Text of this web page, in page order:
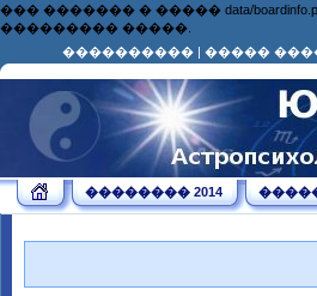
��� ������� � ����� data/
��������� �����.
���������� | �����
�������� 2014